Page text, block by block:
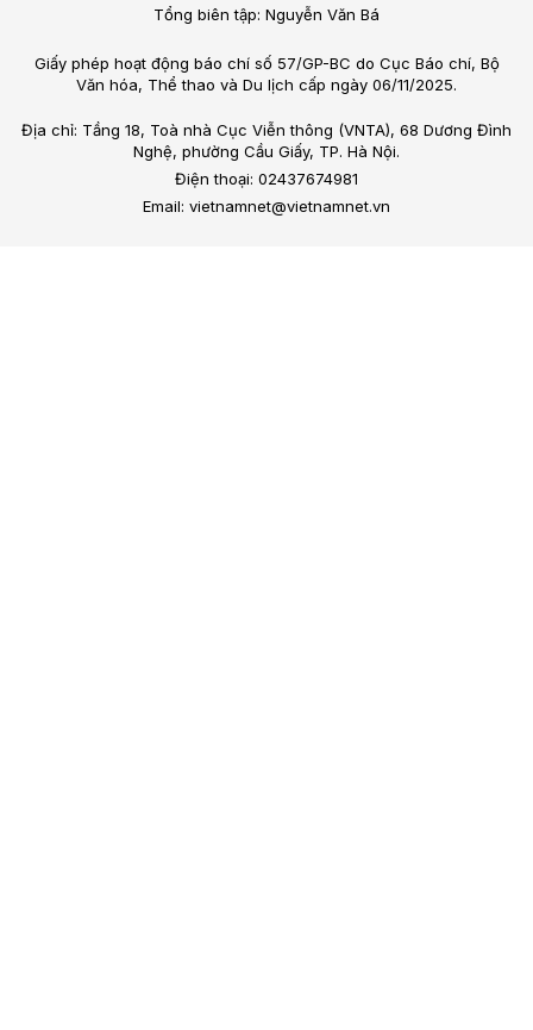
Tổng biên tập: Nguyễn Văn Bá
Giấy phép hoạt động báo chí số 57/GP-BC do Cục Báo chí, Bộ
Văn hóa, Thể thao và Du lịch cấp ngày 06/11/2025.
Địa chỉ: Tầng 18, Toà nhà Cục Viễn thông (VNTA), 68 Dương Đình
Nghệ, phường Cầu Giấy, TP. Hà Nội.
Điện thoại: 02437674981
Email: vietnamnet@vietnamnet.vn